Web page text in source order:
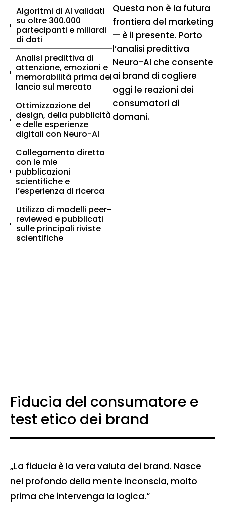
Algoritmi di AI validati
su oltre 300.000
partecipanti e miliardi
di dati
Analisi predittiva di
attenzione, emozioni e
memorabilità prima del
lancio sul mercato
Ottimizzazione del
design, della pubblicità
e delle esperienze
digitali con Neuro-AI
Collegamento diretto
con le mie
pubblicazioni
scientifiche e
l’esperienza di ricerca
Utilizzo di modelli peer-
reviewed e pubblicati
sulle principali riviste
scientifiche
Questa non è la futura
frontiera del marketing
— è il presente. Porto
l’analisi predittiva
Neuro-AI che consente
ai brand di cogliere
oggi le reazioni dei
consumatori di
domani.
Fiducia del consumatore e
test etico dei brand
„La fiducia è la vera valuta dei brand. Nasce
nel profondo della mente inconscia, molto
prima che intervenga la logica.“